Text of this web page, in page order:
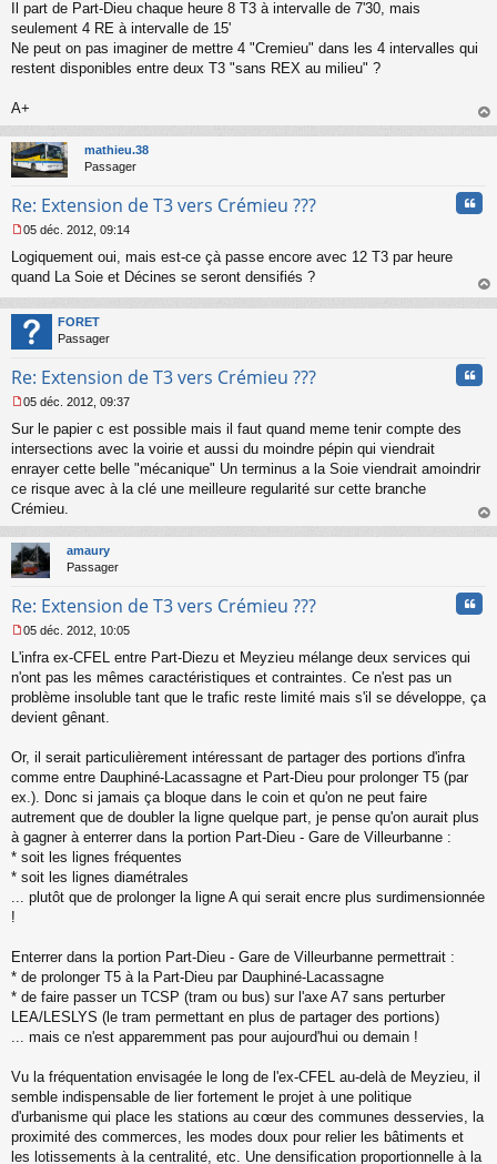
e
n
o
n
Il part de Part-Dieu chaque heure 8 T3 à intervalle de 7'30, mais
seulement 4 RE à intervalle de 15'
Ne peut on pas imaginer de mettre 4 "Cremieu" dans les 4 intervalles qui
restent disponibles entre deux T3 "sans REX au milieu" ?
A+
au
mathieu.38
Passager
Re: Extension de T3 vers Crémieu ???
e
s
a
g
e
o
l
u
05 déc. 2012, 09:14
Logiquement oui, mais est-ce çà passe encore avec 12 T3 par heure
quand La Soie et Décines se seront densifiés ?
au
FORET
Passager
Re: Extension de T3 vers Crémieu ???
e
s
s
g
e
n
o
n
l
05 déc. 2012, 09:37
Sur le papier c est possible mais il faut quand meme tenir compte des
intersections avec la voirie et aussi du moindre pépin qui viendrait
enrayer cette belle "mécanique" Un terminus a la Soie viendrait amoindrir
ce risque avec à la clé une meilleure regularité sur cette branche
Crémieu.
au
amaury
Passager
Re: Extension de T3 vers Crémieu ???
e
s
s
g
n
o
n
u
05 déc. 2012, 10:05
L'infra ex-CFEL entre Part-Diezu et Meyzieu mélange deux services qui
n'ont pas les mêmes caractéristiques et contraintes. Ce n'est pas un
problème insoluble tant que le trafic reste limité mais s'il se développe, ça
devient gênant.
Or, il serait particulièrement intéressant de partager des portions d'infra
comme entre Dauphiné-Lacassagne et Part-Dieu pour prolonger T5 (par
ex.). Donc si jamais ça bloque dans le coin et qu'on ne peut faire
autrement que de doubler la ligne quelque part, je pense qu'on aurait plus
à gagner à enterrer dans la portion Part-Dieu - Gare de Villeurbanne :
* soit les lignes fréquentes
* soit les lignes diamétrales
... plutôt que de prolonger la ligne A qui serait encre plus surdimensionnée
!
Enterrer dans la portion Part-Dieu - Gare de Villeurbanne permettrait :
* de prolonger T5 à la Part-Dieu par Dauphiné-Lacassagne
* de faire passer un TCSP (tram ou bus) sur l'axe A7 sans perturber
LEA/LESLYS (le tram permettant en plus de partager des portions)
... mais ce n'est apparemment pas pour aujourd'hui ou demain !
Vu la fréquentation envisagée le long de l'ex-CFEL au-delà de Meyzieu, il
semble indispensable de lier fortement le projet à une politique
d'urbanisme qui place les stations au cœur des communes desservies, la
proximité des commerces, les modes doux pour relier les bâtiments et
les lotissements à la centralité, etc. Une densification proportionnelle à la